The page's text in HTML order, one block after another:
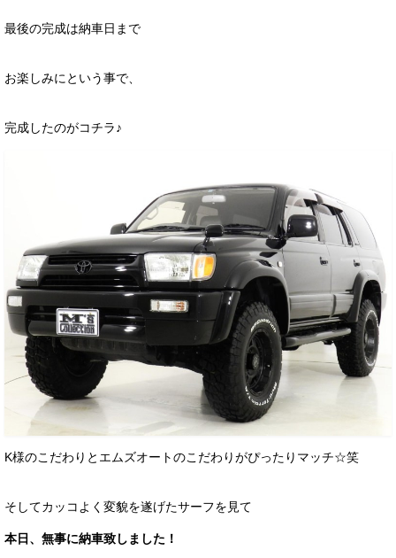
最後の完成は納車日まで
お楽しみにという事で、
完成したのがコチラ♪
K様のこだわりとエムズオートのこだわりがぴったりマッチ☆笑
そしてカッコよく変貌を遂げたサーフを見て
本日、無事に納車致しました！